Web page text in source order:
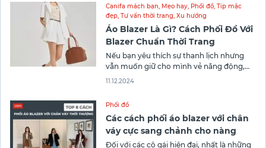
áo blazer và quần jean
Canifa mách bạn, Mẹo hay, Phối đồ, Tip mặc
đẹp, Tư vấn thời trang, Xu hướng
Áo Blazer Là Gì? Cách Phối Đồ Với
Blazer Chuẩn Thời Trang
Nếu bạn yêu thích sự thanh lịch nhưng
vẫn muốn giữ cho mình vẻ năng động,
thời thượng, áo blazer chắc chắn sẽ là lựa
vest truyền thống? Đây không
11.12.2024
Phối đồ
Các cách phối áo blazer với chân
váy cực sang chảnh cho nàng
Đối với các cô gái hiện đại, nhất là những